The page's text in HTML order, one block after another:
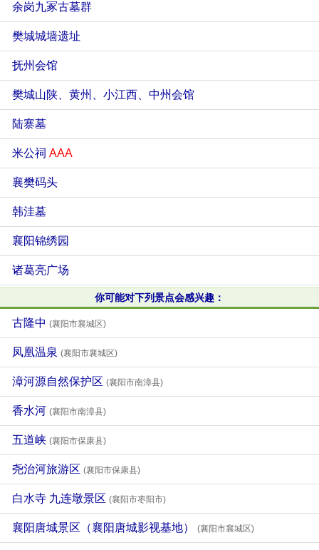
余岗九冢古墓群
樊城城墙遗址
抚州会馆
樊城山陕、黄州、小江西、中州会馆
陆寨墓
米公祠 AAA
襄樊码头
韩洼墓
襄阳锦绣园
诸葛亮广场
你可能对下列景点会感兴趣：
古隆中 (襄阳市襄城区)
凤凰温泉 (襄阳市襄城区)
漳河源自然保护区 (襄阳市南漳县)
香水河 (襄阳市南漳县)
五道峡 (襄阳市保康县)
尧治河旅游区 (襄阳市保康县)
白水寺 九连墩景区 (襄阳市枣阳市)
襄阳唐城景区（襄阳唐城影视基地） (襄阳市襄城区)